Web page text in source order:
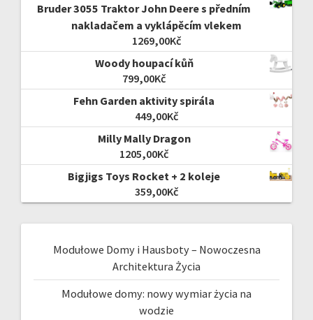
Bruder 3055 Traktor John Deere s předním
nakladačem a vyklápěcím vlekem
1269,00Kč
Woody houpací kůň
799,00Kč
Fehn Garden aktivity spirála
449,00Kč
Milly Mally Dragon
1205,00Kč
Bigjigs Toys Rocket + 2 koleje
359,00Kč
Modułowe Domy i Hausboty – Nowoczesna
Architektura Życia
Modułowe domy: nowy wymiar życia na
wodzie